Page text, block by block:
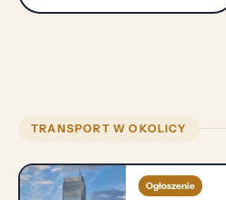
TRANSPORT W OKOLICY
Ogłoszenie